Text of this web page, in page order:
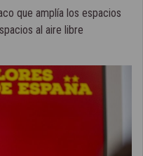
que amplía los espacios
al aire libre